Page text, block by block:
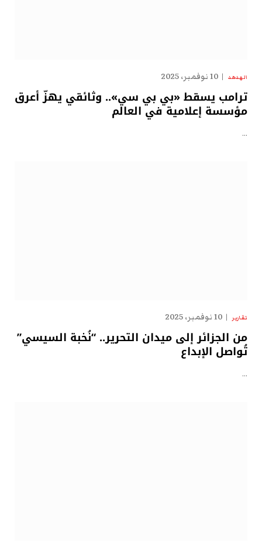
الهدهد 10 نوفمبر، 2025
ترامب يسقط «بي بي سي».. وثائقي يهزّ أعرق
مؤسسة إعلامية في العالم
…
تقارير 10 نوفمبر، 2025
من الجزائر إلى ميدان التحرير.. “نُخبة السيسي”
تُواصل الإبداع
…